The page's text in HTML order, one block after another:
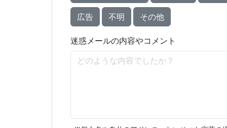
広告 不明 その他
迷惑メールの内容やコメント